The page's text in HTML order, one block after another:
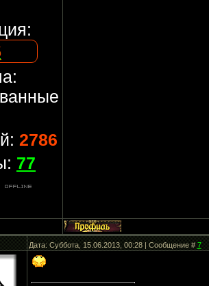
2786
77
Дата: Суббота, 15.06.2013, 00:28 | Сообщение #7